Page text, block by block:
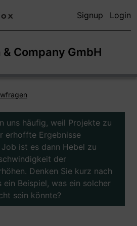
Signup Login
& Company GmbH
uns häufig, weil Projekte zu
erhoffte Ergebnisse
ist es dann Hebel zu
der
Denken Sie kurz nach
ein Beispiel, was ein solcher
sein könnte?